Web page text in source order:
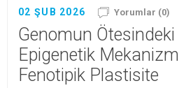
02 ŞUB 2026 Yorumlar (0)
Genomun Ötesindeki
Epigenetik
Fenotipik Plastisite